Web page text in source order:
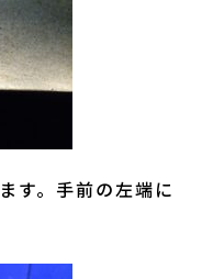
す。手前の左端に